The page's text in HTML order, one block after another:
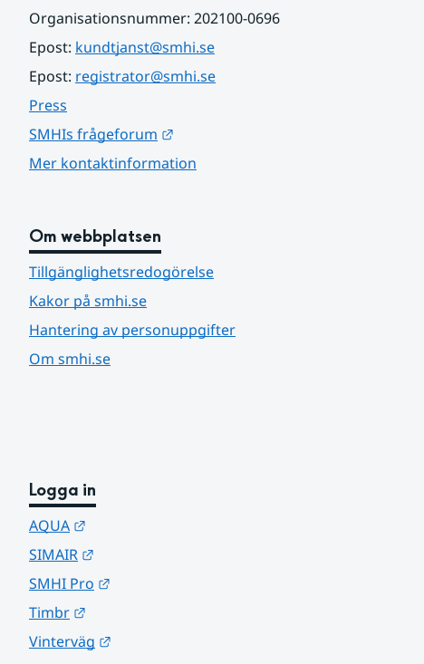
Organisationsnummer: 202100-0696
Epost: kundtjanst@smhi.se
Epost: registrator@smhi.se
Press
SMHIs frågeforum
Mer kontaktinformation
Om webbplatsen
Tillgänglighetsredogörelse
Kakor på smhi.se
Hantering av personuppgifter
Om smhi.se
Logga in
AQUA
SIMAIR
SMHI Pro
Timbr
Vinterväg